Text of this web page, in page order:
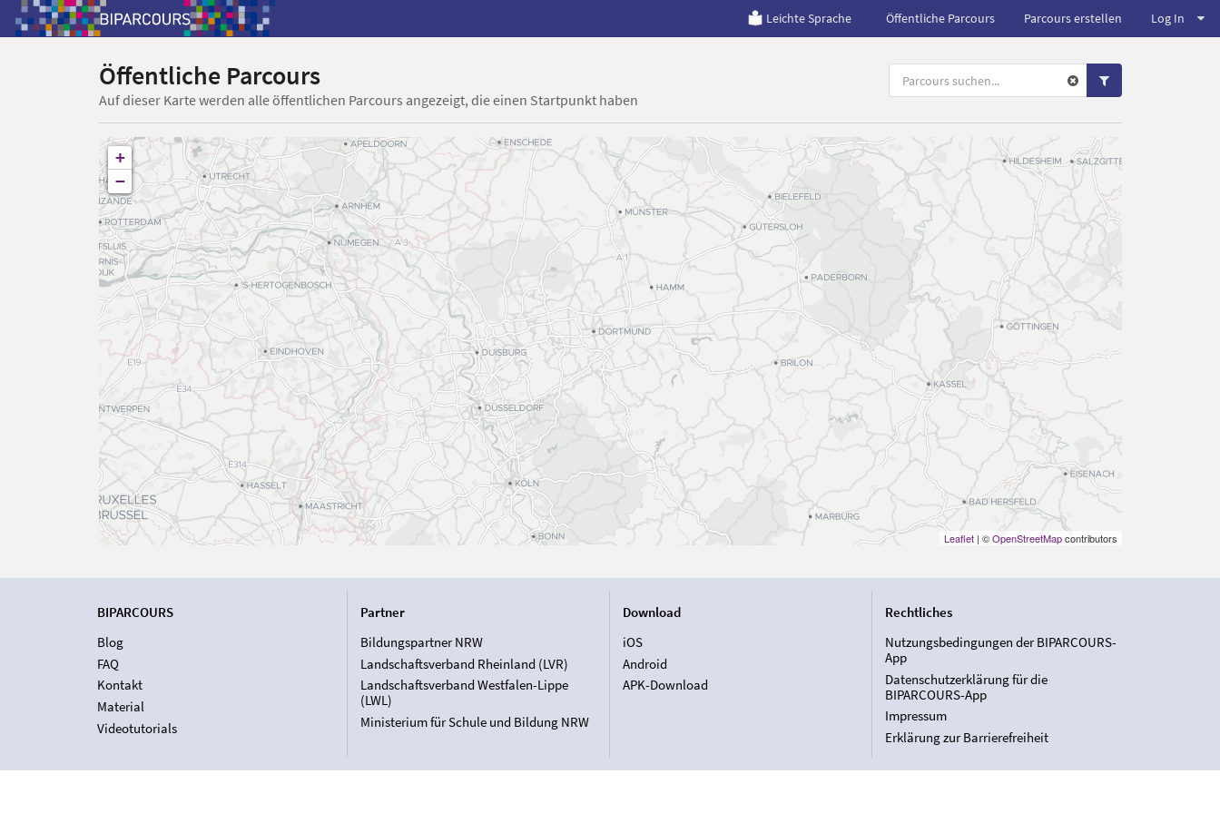
Leichte Sprache Öffentliche Parcours Parcours erstellen Log In
Öffentliche Parcours
Auf dieser Karte werden alle öffentlichen Parcours angezeigt, die einen Startpunkt haben
+
−
Leaflet| ©OpenStreetMapcontributors
BIPARCOURS
Blog
FAQ
Kontakt
Material
Videotutorials
Partner
Bildungspartner NRW
Landschaftsverband Rheinland (LVR)
Landschaftsverband Westfalen-Lippe
(LWL)
Ministerium für Schule und Bildung NRW
Download
iOS
Android
APK-Download
Rechtliches
Nutzungsbedingungen der BIPARCOURS-
App
Datenschutzerklärung für die
BIPARCOURS-App
Impressum
Erklärung zur Barrierefreiheit